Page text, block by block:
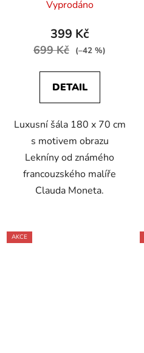
Vyprodáno
399 Kč
699 Kč (–42 %)
DETAIL
Luxusní šála 180 x 70 cm
s motivem obrazu
Lekníny od známého
francouzského malíře
Clauda Moneta.
AKCE